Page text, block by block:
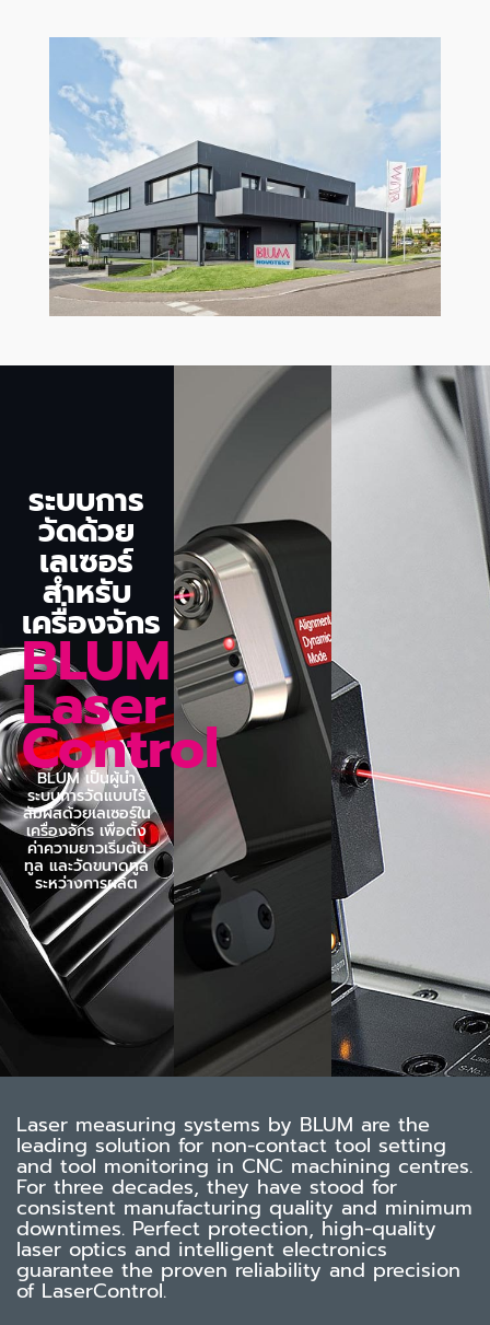
ระบบการ
วัดด้วย
เลเซอร์
สำหรับ
เครื่องจักร
BLUM
Laser
Control
BLUM เป็นผู้นำ
ระบบการวัดแบบไร้
สัมผัสด้วยเลเซอร์ใน
เครื่องจักร เพื่อตั้ง
ค่าความยาวเริ่มต้น
ทูล และวัดขนาดทูล
ระหว่างการผลิต
Laser measuring systems by BLUM are the
leading solution for non-contact tool setting
and tool monitoring in CNC machining centres.
For three decades, they have stood for
consistent manufacturing quality and minimum
downtimes. Perfect protection, high-quality
laser optics and intelligent electronics
guarantee the proven reliability and precision
of LaserControl.